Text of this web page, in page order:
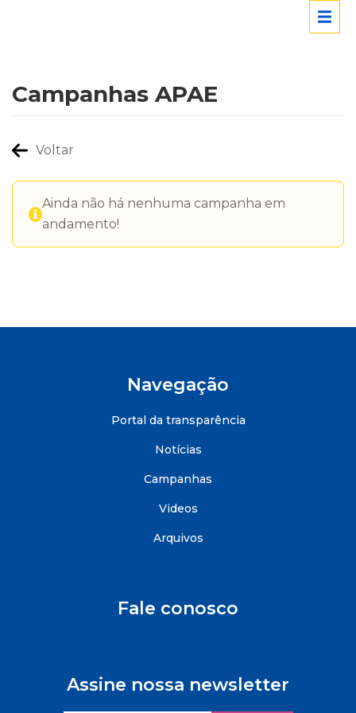
Campanhas APAE
Voltar
Ainda não há nenhuma campanha em
andamento!
Navegação
Portal da transparência
Notícias
Campanhas
Videos
Arquivos
Fale conosco
Assine nossa newsletter